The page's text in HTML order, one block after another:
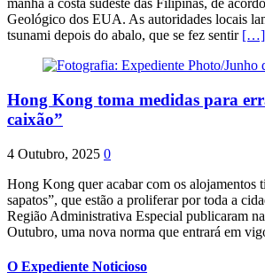
manhã a costa sudeste das Filipinas, de
Geológico dos EUA. As autoridades locais
tsunami depois do abalo, que se fez sentir […]
Hong Kong toma medidas para
caixão”
4 Outubro, 2025 0
Hong Kong quer acabar com os alojamentos
sapatos”, que estão a proliferar por toda a
Região Administrativa Especial publicaram
Outubro, uma nova norma que entrará em
O Expediente Noticioso